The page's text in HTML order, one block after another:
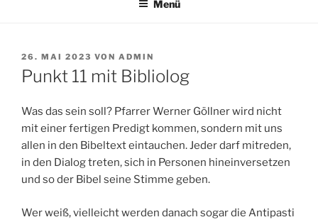
Menü
VERÖFFENTLICHT
AM
26. MAI 2023 VON ADMIN
Punkt 11 mit Bibliolog
Was das sein soll? Pfarrer Werner Göllner wird nicht
mit einer fertigen Predigt kommen, sondern mit uns
allen in den Bibeltext eintauchen. Jeder darf mitreden,
in den Dialog treten, sich in Personen hineinversetzen
und so der Bibel seine Stimme geben.
Wer weiß, vielleicht werden danach sogar die Antipasti